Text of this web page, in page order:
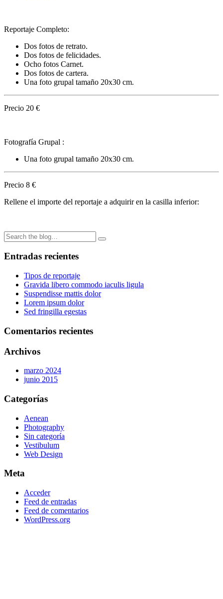
Reportaje Completo:
Dos fotos de retrato.
Dos fotos de felicidades.
Ocho fotos Carnet.
Dos fotos de cartera.
Una foto grupal tamaño 20x30 cm.
Precio 20 €
Fotografía Grupal :
Una foto grupal tamaño 20x30 cm.
Precio 8 €
Rellene el importe del reportaje a adquirir en la casilla inferior:
Entradas recientes
Tipos de reportaje
Gravida libero commodo iaculis ligula
Suspendisse mattis dolor
Lorem ipsum dolor
Sed fringilla egestas
Comentarios recientes
Archivos
marzo 2024
junio 2015
Categorías
Aenean
Photography
Sin categoría
Vestibulum
Web Design
Meta
Acceder
Feed de entradas
Feed de comentarios
WordPress.org